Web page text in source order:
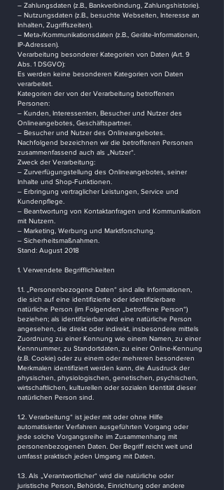
– Zahlungsdaten (z.B., Bankverbindung, Zahlungshistorie).
– Nutzungsdaten (z.B., besuchte Webseiten, Interesse an
Inhalten, Zugriffszeiten).
– Meta-/Kommunikationsdaten (z.B., Geräte-Informationen,
IP-Adressen).
Verarbeitung besonderer Kategorien von Daten (Art. 9
Abs. 1 DSGVO):
Es werden keine besonderen Kategorien von Daten
verarbeitet.
Kategorien der von der Verarbeitung betroffenen
Personen:
– Kunden, Interessenten, Besucher und Nutzer des
Onlineangebotes, Geschäftspartner.
– Besucher und Nutzer des Onlineangebotes.
Nachfolgend bezeichnen wir die betroffenen Personen
zusammenfassend auch als „Nutzer“.
Zweck der Verarbeitung:
– Zurverfügungstellung des Onlineangebotes, seiner
Inhalte und Shop-Funktionen.
– Erbringung vertraglicher Leistungen, Service und
Kundenpflege.
– Beantwortung von Kontaktanfragen und Kommunikation
mit Nutzern.
– Marketing, Werbung und Marktforschung.
– Sicherheitsmaßnahmen.
Stand: August 2018
1. Verwendete Begrifflichkeiten
1.1. „Personenbezogene Daten“ sind alle Informationen,
die sich auf eine identifizierte oder identifizierbare
natürliche Person (im Folgenden „betroffene Person“)
beziehen; als identifizierbar wird eine natürliche Person
angesehen, die direkt oder indirekt, insbesondere mittels
Zuordnung zu einer Kennung wie einem Namen, zu einer
Kennnummer, zu Standortdaten, zu einer Online-Kennung
(z.B. Cookie) oder zu einem oder mehreren besonderen
Merkmalen identifiziert werden kann, die Ausdruck der
physischen, physiologischen, genetischen, psychischen,
wirtschaftlichen, kulturellen oder sozialen Identität dieser
natürlichen Person sind.
1.2. Verarbeitung“ ist jeder mit oder ohne Hilfe
automatisierter Verfahren ausgeführten Vorgang oder
jede solche Vorgangsreihe im Zusammenhang mit
personenbezogenen Daten. Der Begriff reicht weit und
umfasst praktisch jeden Umgang mit Daten.
1.3. Als „Verantwortlicher“ wird die natürliche oder
juristische Person, Behörde, Einrichtung oder andere